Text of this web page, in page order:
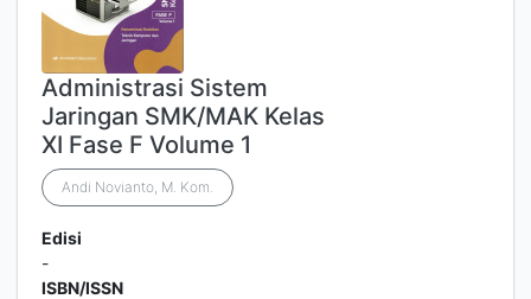
Administrasi Sistem
Jaringan SMK/MAK Kelas
XI Fase F Volume 1
Andi Novianto, M. Kom.
Edisi
-
ISBN/ISSN